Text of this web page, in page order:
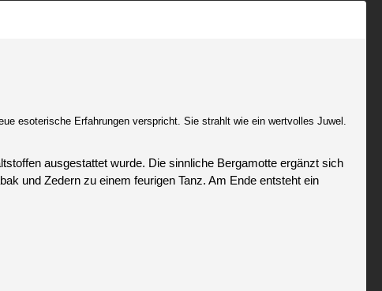
esoterische Erfahrungen verspricht. Sie strahlt wie ein wertvolles Juwel.
ausgestattet wurde. Die sinnliche Bergamotte ergänzt sich
und Zedern zu einem feurigen Tanz. Am Ende entsteht ein